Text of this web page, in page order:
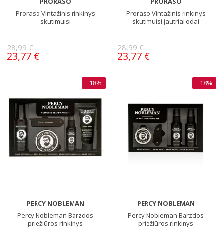
Proraso Vintažinis rinkinys
skutimuisi
28,99 €
23,77 €
Proraso Vintažinis rinkinys
skutimuisi jautriai odai
28,99 €
23,77 €
−18%
PERCY NOBLEMAN
Percy Nobleman Barzdos
priežiūros rinkinys
−18%
PERCY NOBLEMAN
Percy Nobleman Barzdos
priežiūros rinkinys